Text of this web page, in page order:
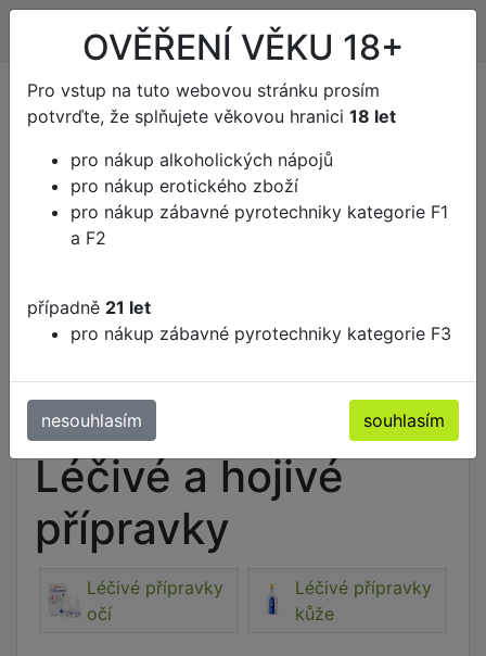
Kontakt Vše o nákupu
Krása a zdraví
Zdraví
Léčivé a hojivé přípravky
Léčivé a hojivé
přípravky
Léčivé přípravky
očí
Léčivé přípravky
kůže
OVĚŘENÍ VĚKU 18+
Pro vstup na tuto webovou stránku prosím
potvrďte, že splňujete věkovou hranici 18 let
pro nákup alkoholických nápojů
pro nákup erotického zboží
pro nákup zábavné pyrotechniky kategorie F1
a F2
případně 21 let
pro nákup zábavné pyrotechniky kategorie F3
nesouhlasím souhlasím